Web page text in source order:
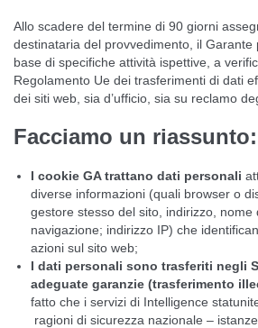
Allo scadere del termine di 90 giorni
destinataria del provvedimento, il Garante
base di specifiche attività ispettive, a
Regolamento Ue dei trasferimenti di dati
dei siti web, sia d’ufficio, sia su reclamo
Facciamo un riassunto:
I cookie GA trattano dati personali
diverse informazioni (quali browser o
gestore stesso del sito, indirizzo, nome
navigazione; indirizzo IP) che
azioni sul sito web;
I dati personali sono trasferiti negli
adeguate garanzie (trasferimento
fatto che i servizi di Intelligence
ragioni di sicurezza nazionale –